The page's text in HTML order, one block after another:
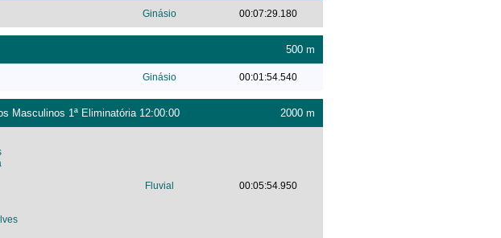
Ginásio 00:07:29.180
500 m
Ginásio 00:01:54.540
Masculinos 1ª Eliminatória 12:00:00 2000 m
Fluvial 00:05:54.950